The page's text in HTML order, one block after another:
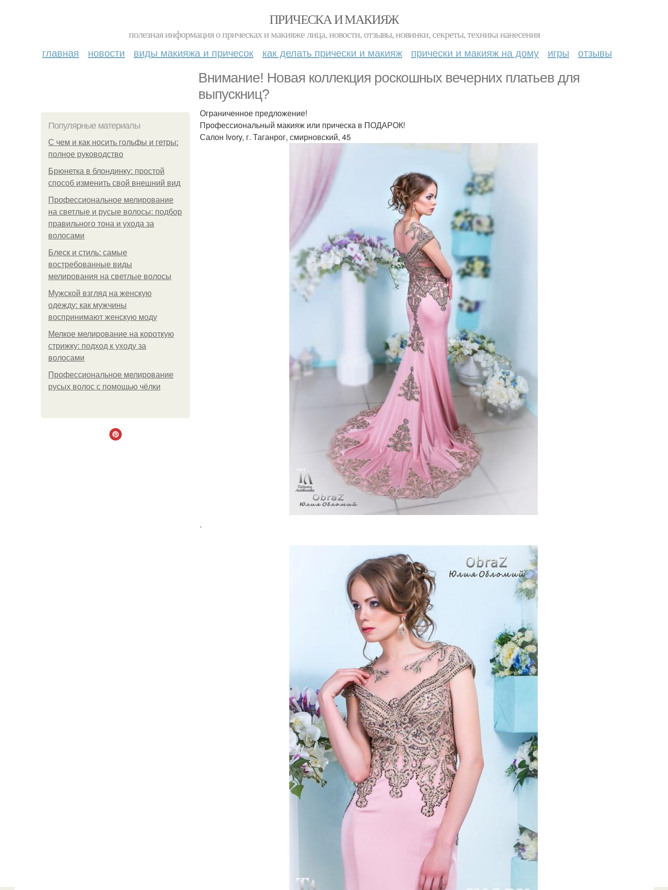
ПРИЧЕСКА И МАКИЯЖ
полезная информация о прическах и макияже лица, новости, отзывы, новинки, секреты, техника нанесения
главная новости виды макияжа и причесок как делать прически и макияж прически и макияж на дому игры отзывы
Внимание! Новая коллекция роскошных вечерних платьев для
выпускниц?
Популярные материалы
С чем и как носить гольфы и гетры:
полное руководство
Брюнетка в блондинку: простой
способ изменить свой внешний вид
Профессиональное мелирование
на светлые и русые волосы: подбор
правильного тона и ухода за
волосами
Блеск и стиль: самые
востребованные виды
мелирования на светлые волосы
Мужской взгляд на женскую
одежду: как мужчины
воспринимают женскую моду
Мелкое мелирование на короткую
стрижку: подход к уходу за
волосами
Профессиональное мелирование
русых волос с помощью чёлки
Ограниченное предложение!
Профессиональный макияж или прическа в ПОДАРОК!
Салон Ivory, г. Таганрог, смирновский, 45
.